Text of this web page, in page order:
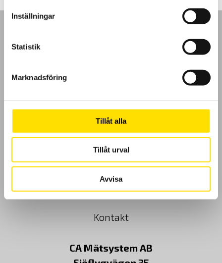
Inställningar
Statistik
Marknadsföring
Tillåt alla
Tillåt urval
Avvisa
Cookies
Kundundersökning
Om Oss
Kontakt
CA Mätsystem AB